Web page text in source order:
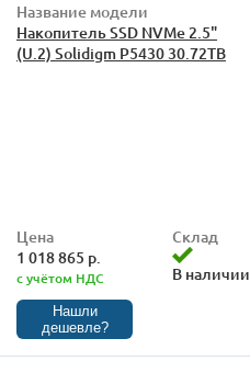
Название модели
Накопитель SSD NVMe 2.5"
(U.2) Solidigm P5430 30.72TB
Цена
1 018 865 р.
с учётом НДС
Нашли
дешевле?
Склад
В наличии